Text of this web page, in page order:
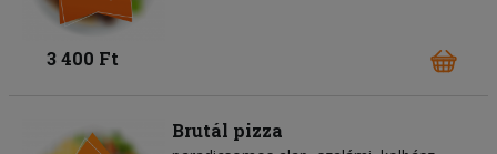
3 400 Ft
Brutál pizza